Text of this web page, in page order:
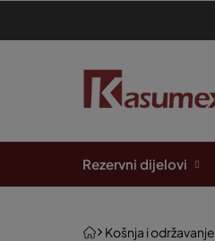
sadržaj
Rezervni dijelovi
PočetnaKošnja i održavanje